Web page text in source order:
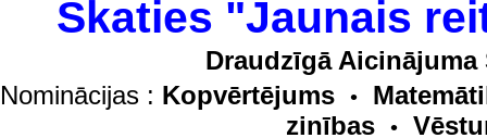
Skaties "Jaunais
Draudzīgā
Nominācijas : Kopvērtējums •
zinības
•